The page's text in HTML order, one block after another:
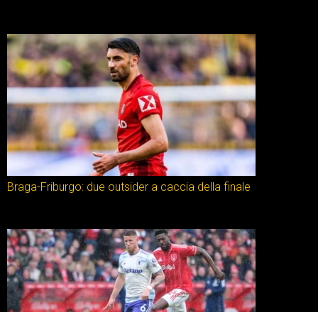
Braga-Friburgo: due outsider a caccia della finale